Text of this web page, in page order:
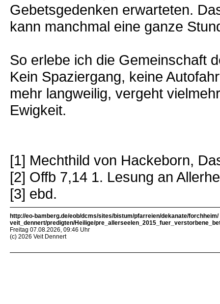
Gebetsgedenken erwarteten.
kann manchmal eine ganze
So erlebe ich die Gemeinschaft
Kein Spaziergang, keine
mehr langweilig, vergeht
Ewigkeit.
[1] Mechthild von Hackeborn,
[2] Offb 7,14 1. Lesung an
[3] ebd.
http://eo-bamberg.de/eob/dcms/sites/bistum/pfarreien/dekanate/forchheim/
veit_dennert/predigten/Heilige/
Freitag 07.08.2026, 09:46 Uhr
(c) 2026 Veit Dennert